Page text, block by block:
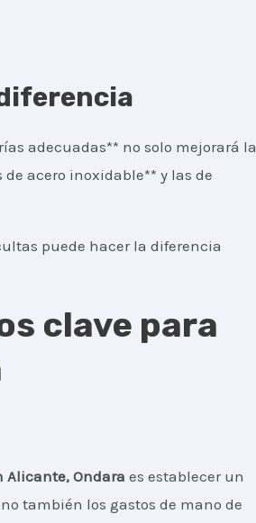
adecuadas** no solo mejorará la
acero inoxidable** y las de
puede hacer la diferencia
clave para
Alicante, Ondaraes establecer un
también los gastos de mano de